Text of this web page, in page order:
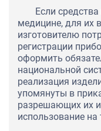
Если
медицине, для их
изготовителю
регистрации
оформить
национальной
реализация
упомянуты в
разрешающих их
использование